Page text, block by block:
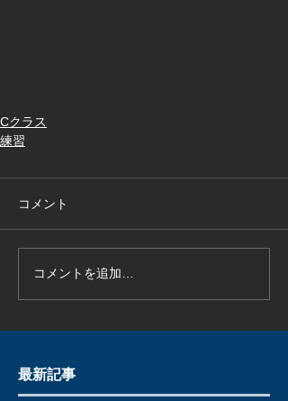
Cクラス
練習
コメント
コメントを追加…
最新記事